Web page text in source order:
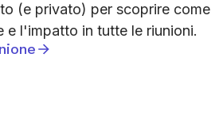
(e privato) per scoprire come
e l'impatto in tutte le riunioni.